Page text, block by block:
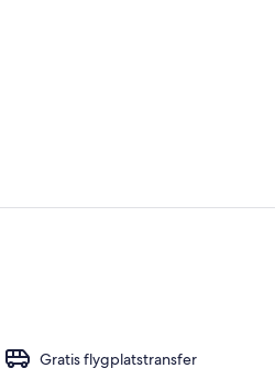
Gratis flygplatstransfer